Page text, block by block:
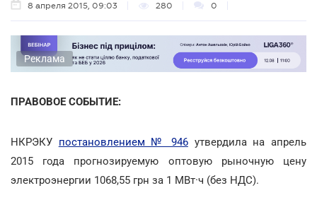
8 апреля 2015, 09:03 280 0
Реклама
ПРАВОВОЕ СОБЫТИЕ:
НКРЭКУ постановлением № 946утвердила на апрель
2015 года прогнозируемую оптовую рыночную цену
электроэнергии 1068,55 грн за 1 МВт·ч (без НДС).